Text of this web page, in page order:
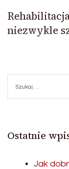
niezwykle
Ostatnie
Jak